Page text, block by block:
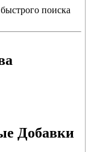
поиска
Добавки